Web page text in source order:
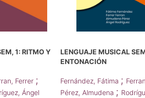
1: RITMO Y
Ferrer ;
Ángel
LENGUAJE MUSICAL
ENTONACIÓN
Fernández, Fátima ;
Pérez, Almudena ;